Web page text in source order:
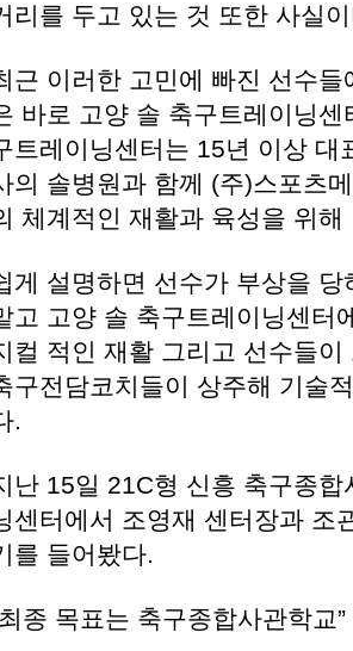
리를 두고 있는 것 또한 사실
근 이러한 고민에 빠진 선수
바로 고양 솔 축구트레이닝
트레이닝센터는 15년 이상 대
의 솔병원과 함께 (주)스포츠
체계적인 재활과 육성을 위해
게 설명하면 선수가 부상을
고 고양 솔 축구트레이닝센터
컬 적인 재활 그리고 선수들
구전담코치들이 상주해 기술
.
난 15일 21C형 신흥 축구종
센터에서 조영재 센터장과 조
를 들어봤다.
종 목표는 축구종합사관학교”